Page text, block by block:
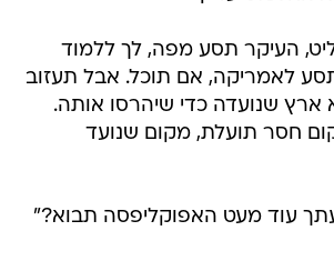
העיקר תסע מפה, לך ללמוד
תסע לאמריקה, אם תוכל. אבל תעזוב
ארץ שנועדה כדי שיהרסו אותה.
חסר תועלת, מקום שנועד
עוד מעט האפוקליפסה תבוא?"